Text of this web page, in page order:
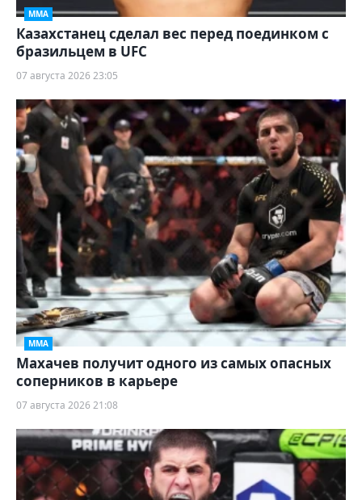
ММА
Казахстанец сделал вес перед поединком с
бразильцем в UFC
07 августа 2026 23:05
ММА
Махачев получит одного из самых опасных
соперников в карьере
07 августа 2026 21:08